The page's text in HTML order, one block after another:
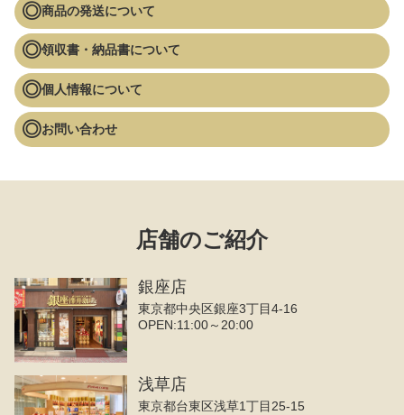
商品の発送について
領収書・納品書について
個人情報について
お問い合わせ
店舗のご紹介
銀座店
東京都中央区銀座3丁目4‐16
OPEN:11:00～20:00
浅草店
東京都台東区浅草1丁目25-15